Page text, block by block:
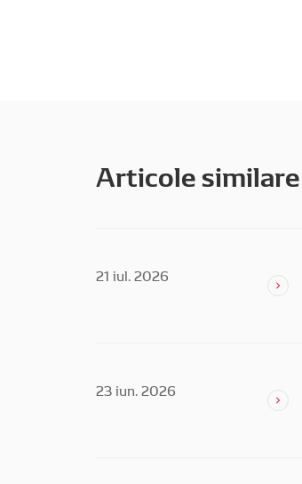
Articole similare
21 iul. 2026
23 iun. 2026